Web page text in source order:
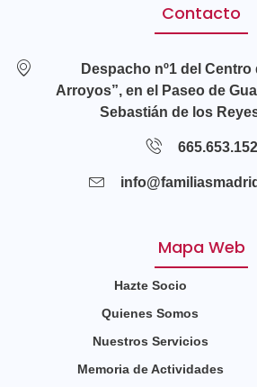
Contacto
Despacho nº1 del
Arroyos”, en el Paseo de
Sebastián de los
665.653.152
Mapa Web
Hazte Socio
Quienes Somos
Nuestros Servicios
Memoria de Actividades